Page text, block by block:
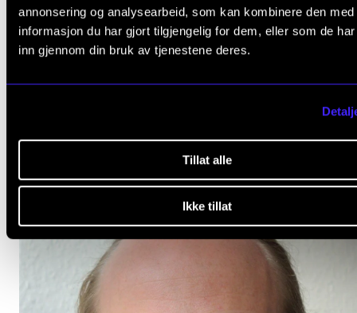
annonsering og analysearbeid, som kan kombinere den med
informasjon du har gjort tilgjengelig for dem, eller som de
inn gjennom din bruk av tjenestene deres.
Tillat alle
Ikke tillat